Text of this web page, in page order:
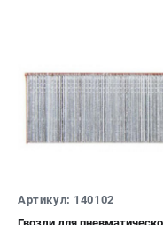
Артикул: 140102